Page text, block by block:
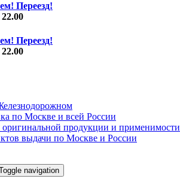
Переезд!
Переезд!
по Москве и всей России
оригинальной продукции и применимости
выдачи по Москве и России
navigation